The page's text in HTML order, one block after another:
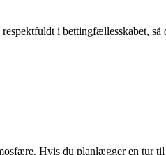
i bettingfællesskabet,
Hvis du planlægger en tur